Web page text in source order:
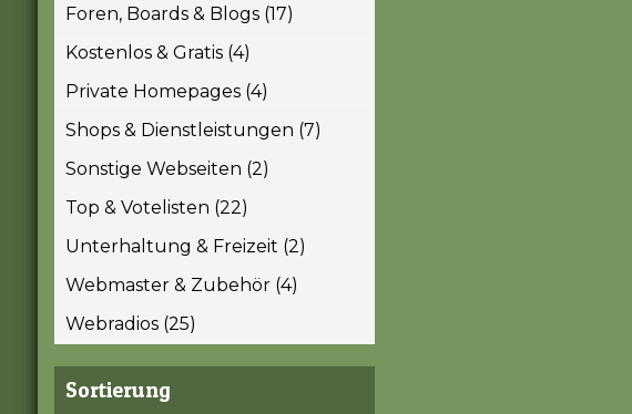
Foren, Boards & Blogs (17)
Kostenlos & Gratis (4)
Private Homepages (4)
Shops & Dienstleistungen (7)
Sonstige Webseiten (2)
Top & Votelisten (22)
Unterhaltung & Freizeit (2)
Webmaster & Zubehör (4)
Webradios (25)
Sortierung